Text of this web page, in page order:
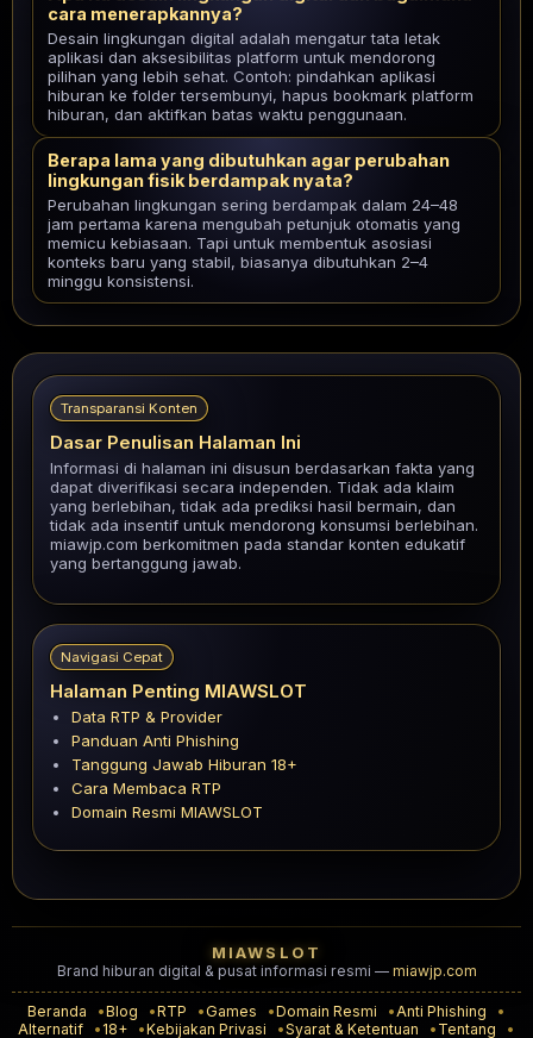
cara menerapkannya?
Desain lingkungan digital adalah mengatur tata letak
aplikasi dan aksesibilitas platform untuk mendorong
pilihan yang lebih sehat. Contoh: pindahkan aplikasi
hiburan ke folder tersembunyi, hapus bookmark platform
hiburan, dan aktifkan batas waktu penggunaan.
Berapa lama yang dibutuhkan agar perubahan
lingkungan fisik berdampak nyata?
Perubahan lingkungan sering berdampak dalam 24–48
jam pertama karena mengubah petunjuk otomatis yang
memicu kebiasaan. Tapi untuk membentuk asosiasi
konteks baru yang stabil, biasanya dibutuhkan 2–4
minggu konsistensi.
Transparansi Konten
Dasar Penulisan Halaman Ini
Informasi di halaman ini disusun berdasarkan fakta yang
dapat diverifikasi secara independen. Tidak ada klaim
yang berlebihan, tidak ada prediksi hasil bermain, dan
tidak ada insentif untuk mendorong konsumsi berlebihan.
miawjp.com berkomitmen pada standar konten edukatif
yang bertanggung jawab.
Navigasi Cepat
Halaman Penting MIAWSLOT
Data RTP & Provider
Panduan Anti Phishing
Tanggung Jawab Hiburan 18+
Cara Membaca RTP
Domain Resmi MIAWSLOT
MIAWSLOT
Brand hiburan digital & pusat informasi resmi — miawjp.com
Beranda Blog RTP Games Domain Resmi
Anti Phishing
Alternatif
18+ Kebijakan Privasi Syarat & Ketentuan Tentang